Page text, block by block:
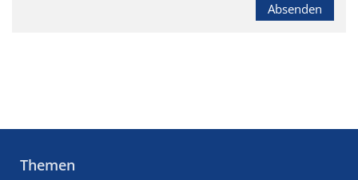
Absenden
Themen